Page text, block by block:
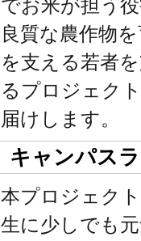
でお米が担う
良質な農作物
を支える若者
るプロジェク
届けします。
キャンパス
本プロジェク
生に少しでも